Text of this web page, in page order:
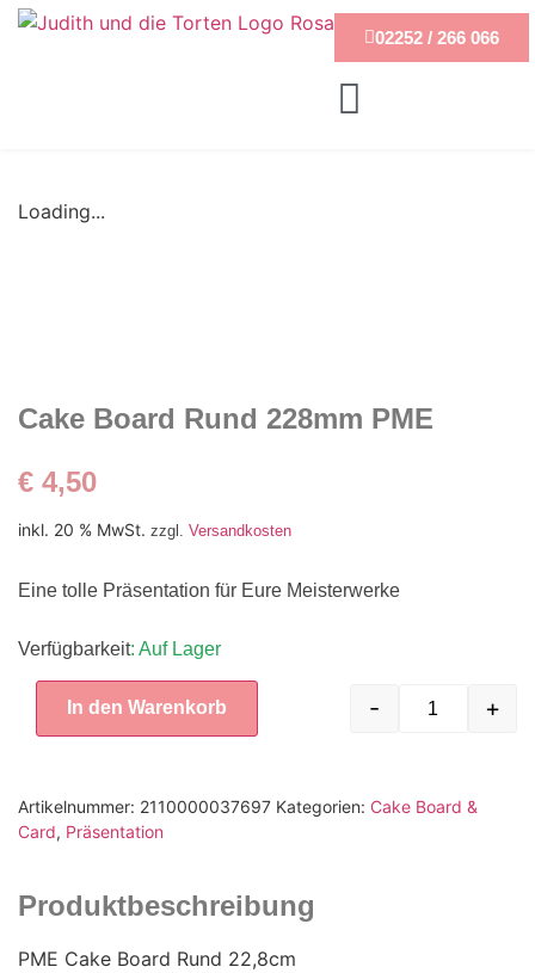
02252 / 266 066
Loading...
Cake Board Rund 228mm PME
€ 4,50
inkl. 20 % MwSt. zzgl. Versandkosten
Eine tolle Präsentation für Eure Meisterwerke
Verfügbarkeit: Auf Lager
- +
In den Warenkorb
Artikelnummer: 2110000037697 Kategorien: Cake Board &
Card, Präsentation
Produktbeschreibung
PME Cake Board Rund 22,8cm